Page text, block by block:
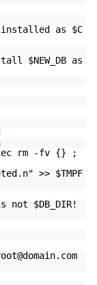
installed as $C
$NEW_DB as
rm -fv {} ;
>> $TMPF
not $DB_DIR!